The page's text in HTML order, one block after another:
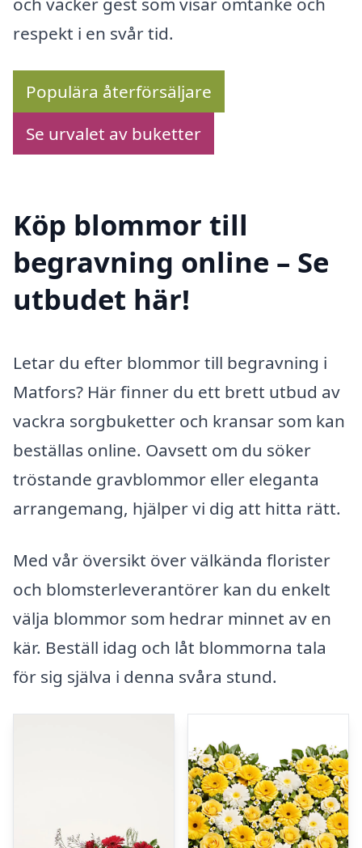
respekt i en svår tid.
Populära återförsäljare
Se urvalet av buketter
Köp blommor till
begravning online – Se
utbudet här!
Letar du efter blommor till begravning i
Matfors? Här finner du ett brett utbud av
vackra sorgbuketter och kransar som kan
beställas online. Oavsett om du söker
tröstande gravblommor eller eleganta
arrangemang, hjälper vi dig att hitta rätt.
Med vår översikt över välkända florister
och blomsterleverantörer kan du enkelt
välja blommor som hedrar minnet av en
kär. Beställ idag och låt blommorna tala
för sig själva i denna svåra stund.